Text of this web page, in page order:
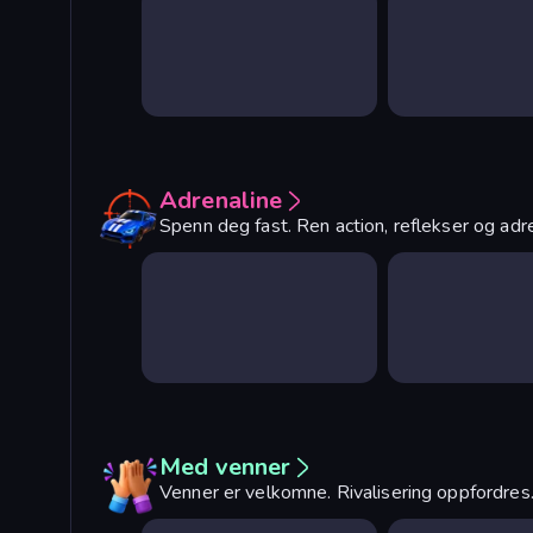
Adrenaline
Spenn deg fast. Ren action, reflekser og
Med venner
Venner er velkomne. Rivalisering oppfordres.